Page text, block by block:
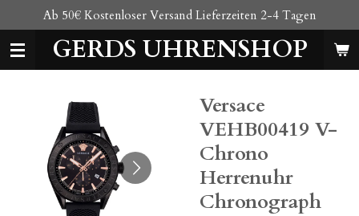
Hauptinhalt
springenGERDS UHRENSHOP
Ab 50€ Kostenloser Versand Lieferzeiten 2-4 Tagen
Versace
VEHB00419 V-
Chrono
Herrenuhr
Chronograph